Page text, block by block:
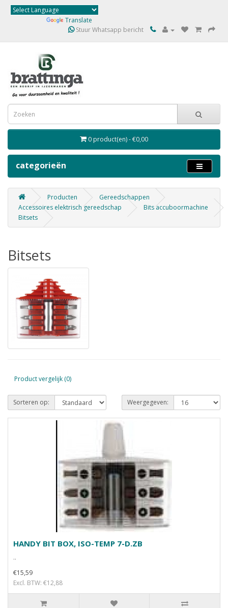
Translate
Stuur Whatsapp bericht
0 product(en) - €0,00
categorieën
Producten
Gereedschappen
Accessoires elektrisch gereedschap
Bits accuboormachine
Bitsets
Bitsets
Product vergelijk (0)
Sorteren op: Weergegeven:
HANDY BIT BOX, ISO-TEMP 7-D.ZB
..
€15,59
Excl. BTW: €12,88